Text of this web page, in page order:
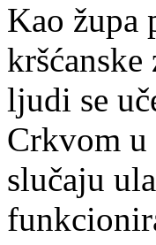
Kao župa
ljudi se
Crkvom u
slučaju